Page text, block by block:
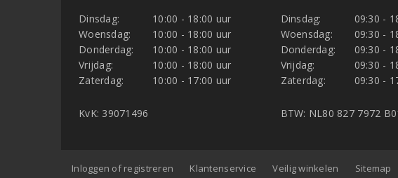
Dinsdag:
10:00 - 18:00 uur
Woensdag:
10:00 - 18:00 uur
Donderdag:
10:00 - 18:00 uur
Vrijdag:
10:00 - 18:00 uur
Zaterdag:
10:00 - 17:00 uur
KvK: 39071496
Dinsdag:
09:30 -
Woensdag:
09:30 -
Donderdag:
09:30 -
Vrijdag:
09:30 -
Zaterdag:
09:30 -
BTW: NL80 827 7972
Inloggen of registreren Klantenservice Veilig winkelen Sitemap